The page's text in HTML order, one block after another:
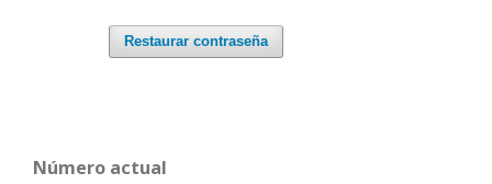
Restaurar contraseña
Número actual